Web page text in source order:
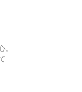
。